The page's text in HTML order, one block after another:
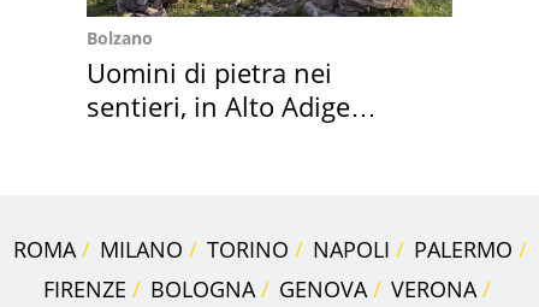
Bolzano
Uomini di pietra nei
sentieri, in Alto Adige
ROMA MILANO TORINO NAPOLI
PALERMO
FIRENZE
BOLOGNA GENOVA
VERONA